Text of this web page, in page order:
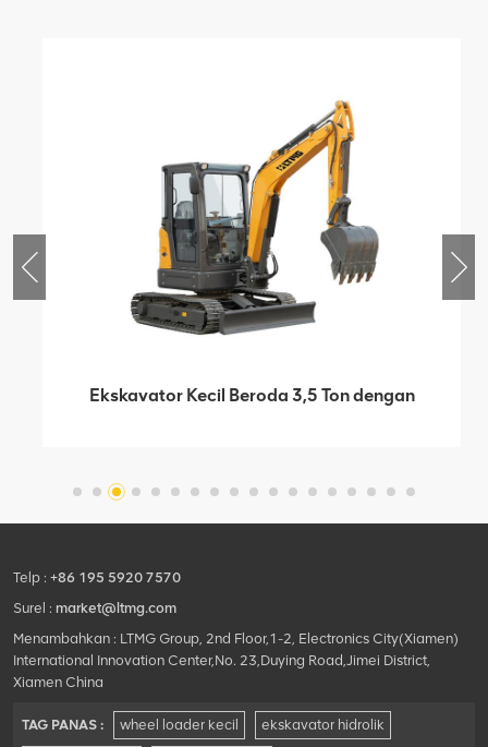
Ekskavator Kecil Beroda 3,5 Ton dengan
Telp : +86 195 5920 7570
Surel : market@ltmg.com
Menambahkan : LTMG Group, 2nd Floor,1-2, Electronics City(Xiamen)
International Innovation Center,No. 23,Duying Road,Jimei District,
Xiamen China
TAG PANAS : wheel loader kecil ekskavator hidrolik